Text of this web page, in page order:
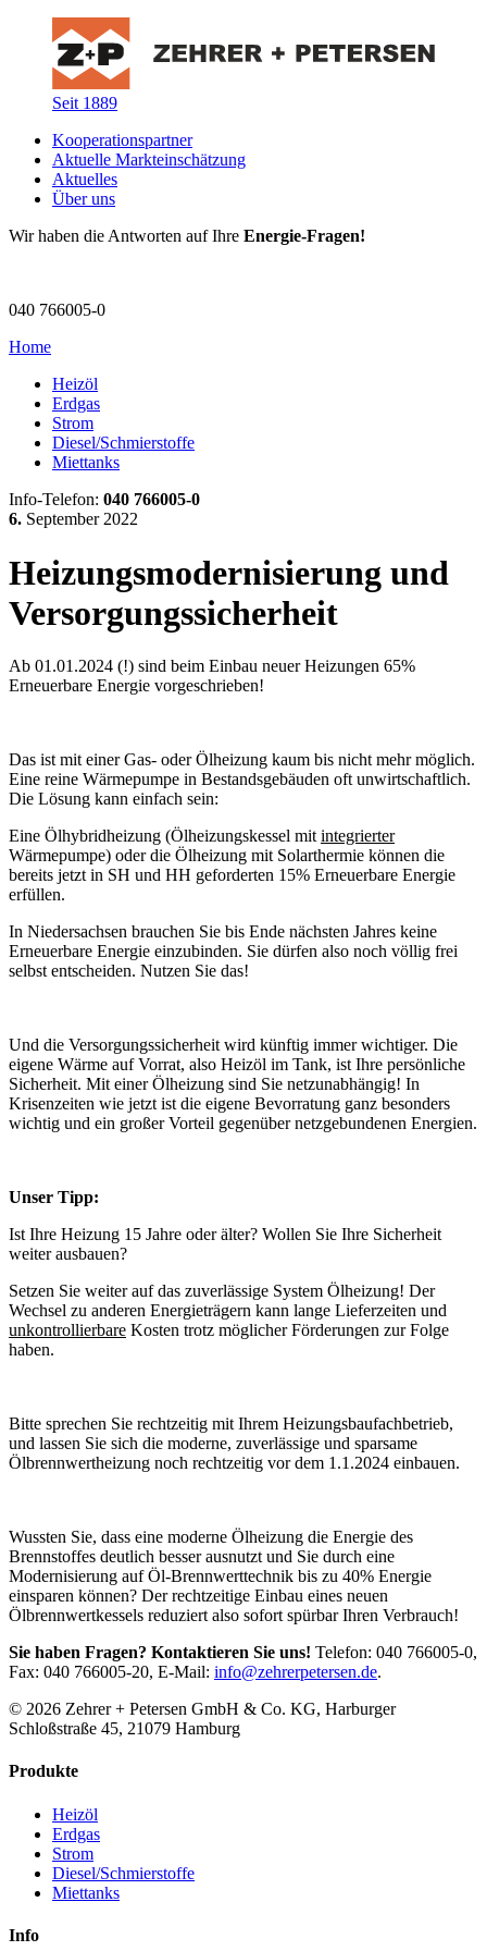
Seit 1889
Kooperationspartner
Aktuelle Markteinschätzung
Aktuelles
Über uns
Wir haben die Antworten auf Ihre Energie-Fragen!
040 766005-0
Home
Heizöl
Erdgas
Strom
Diesel/Schmierstoffe
Miettanks
Info-Telefon: 040 766005-0
6. September 2022
Heizungsmodernisierung und
Versorgungssicherheit
Ab 01.01.2024 (!) sind beim Einbau neuer Heizungen 65%
Erneuerbare Energie vorgeschrieben!
Das ist mit einer Gas- oder Ölheizung kaum bis nicht mehr möglich.
Eine reine Wärmepumpe in Bestandsgebäuden oft unwirtschaftlich.
Die Lösung kann einfach sein:
Eine Ölhybridheizung (Ölheizungskessel mit integrierter
Wärmepumpe) oder die Ölheizung mit Solarthermie können die
bereits jetzt in SH und HH geforderten 15% Erneuerbare Energie
erfüllen.
In Niedersachsen brauchen Sie bis Ende nächsten Jahres keine
Erneuerbare Energie einzubinden. Sie dürfen also noch völlig frei
selbst entscheiden. Nutzen Sie das!
Und die Versorgungssicherheit wird künftig immer wichtiger. Die
eigene Wärme auf Vorrat, also Heizöl im Tank, ist Ihre persönliche
Sicherheit. Mit einer Ölheizung sind Sie netzunabhängig! In
Krisenzeiten wie jetzt ist die eigene Bevorratung ganz besonders
wichtig und ein großer Vorteil gegenüber netzgebundenen Energien.
Unser Tipp:
Ist Ihre Heizung 15 Jahre oder älter? Wollen Sie Ihre Sicherheit
weiter ausbauen?
Setzen Sie weiter auf das zuverlässige System Ölheizung! Der
Wechsel zu anderen Energieträgern kann lange Lieferzeiten und
unkontrollierbare Kosten trotz möglicher Förderungen zur Folge
haben.
Bitte sprechen Sie rechtzeitig mit Ihrem Heizungsbaufachbetrieb,
und lassen Sie sich die moderne, zuverlässige und sparsame
Ölbrennwertheizung noch rechtzeitig vor dem 1.1.2024 einbauen.
Wussten Sie, dass eine moderne Ölheizung die Energie des
Brennstoffes deutlich besser ausnutzt und Sie durch eine
Modernisierung auf Öl-Brennwerttechnik bis zu 40% Energie
einsparen können? Der rechtzeitige Einbau eines neuen
Ölbrennwertkessels reduziert also sofort spürbar Ihren Verbrauch!
Sie haben Fragen? Kontaktieren Sie uns! Telefon: 040 766005-0,
Fax: 040 766005-20, E-Mail: info@zehrerpetersen.de.
© 2026 Zehrer + Petersen GmbH & Co. KG, Harburger
Schloßstraße 45, 21079 Hamburg
Produkte
Heizöl
Erdgas
Strom
Diesel/Schmierstoffe
Miettanks
Info